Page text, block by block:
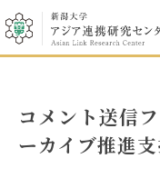
コメント送信
ーカイブ推進支